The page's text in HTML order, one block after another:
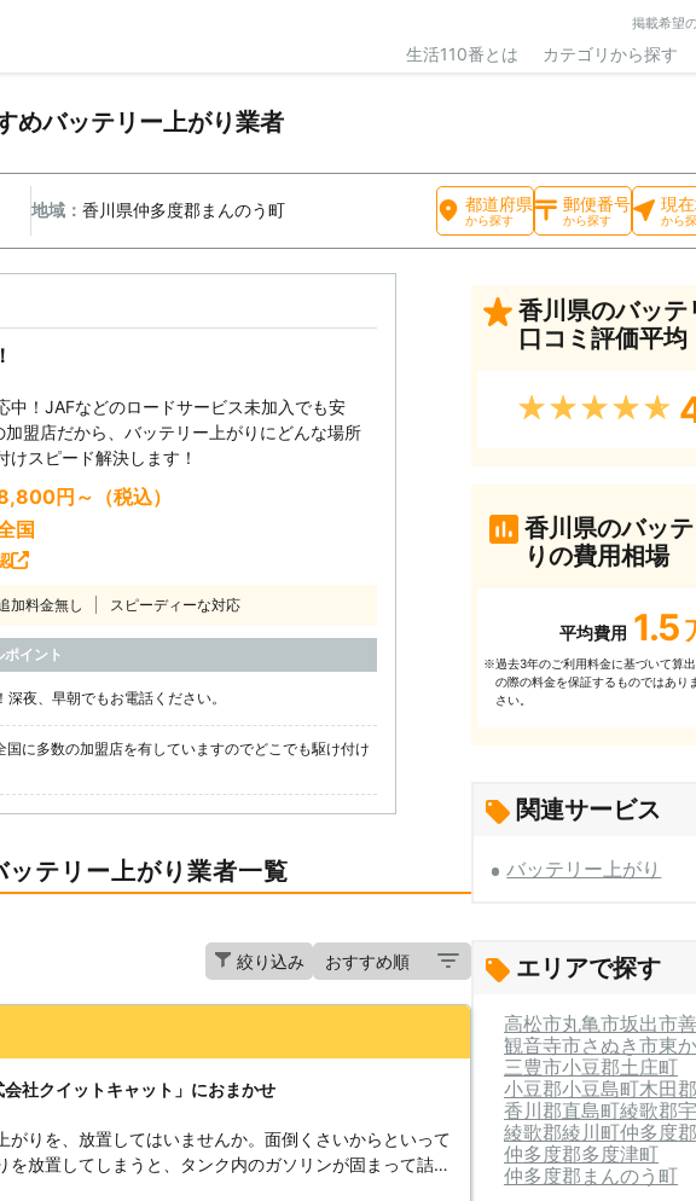
掲載希望
生活110番とは カテゴリから探す
めバッテリー上がり業者
地域：香川県仲多度郡まんのう町 都道府県
から探す
郵便番号
から探す
現
から
中！JAFなどのロードサービス未加入でも安
盟店だから、バッテリー上がりにどんな場所
けスピード解決します！
円～（税込）
国
加料金無し スピーディーな対応
ポイント
夜、早朝でもお電話ください。
に多数の加盟店を有していますのでどこでも駆け付け
テリー上がり業者一覧
絞り込み
社クイットキャット」におまかせ
がりを、放置してはいませんか。面倒くさいからといって
を放置してしまうと、タンク内のガソリンが固まって詰ま
れがあります。そのため、車のバッテリー上がりはすぐに
香川県のバッテ
口コミ評価平均
★★★★★
香川県のバッ
りの費用相場
平均費用 1.5
※過去3年のご利⽤料⾦に基づいて算
の際の料⾦を保証するものではあり
さい。
関連サービス
バッテリー上がり
エリアで探す
高松市丸亀市坂出市
観音寺市さぬき市東
三豊市小豆郡土庄町
小豆郡小豆島町木田
香川郡直島町綾歌郡
綾歌郡綾川町仲多度
仲多度郡多度津町
仲多度郡まんのう町